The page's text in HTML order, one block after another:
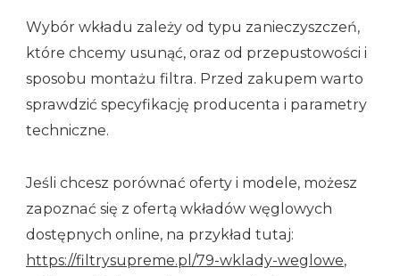
Wybór wkładu zależy od typu zanieczyszczeń,
które chcemy usunąć, oraz od przepustowości i
sposobu montażu filtra. Przed zakupem warto
sprawdzić specyfikację producenta i parametry
techniczne.
Jeśli chcesz porównać oferty i modele, możesz
zapoznać się z ofertą wkładów węglowych
dostępnych online, na przykład tutaj:
https://filtrysupreme.pl/79-wklady-weglowe,